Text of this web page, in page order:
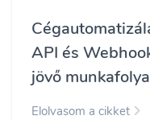
API és
jövő
Elolvasom a cikket